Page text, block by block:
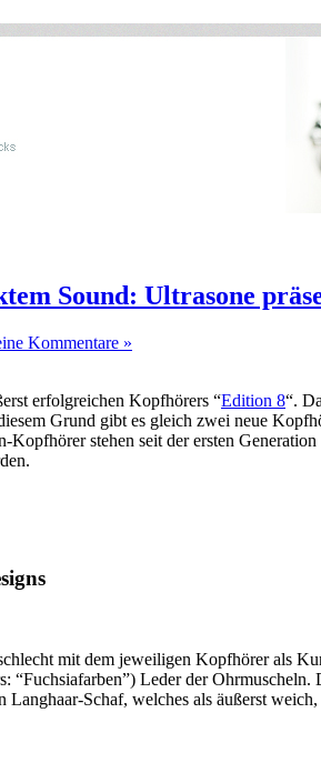
Sound: Ultrasone
Kommentare »
erfolgreichen Kopfhörers “Edition 8“.
Grund gibt es gleich zwei neue
stehen seit der ersten
mit dem jeweiligen Kopfhörer als
Leder der
Schaf, welches als äußerst